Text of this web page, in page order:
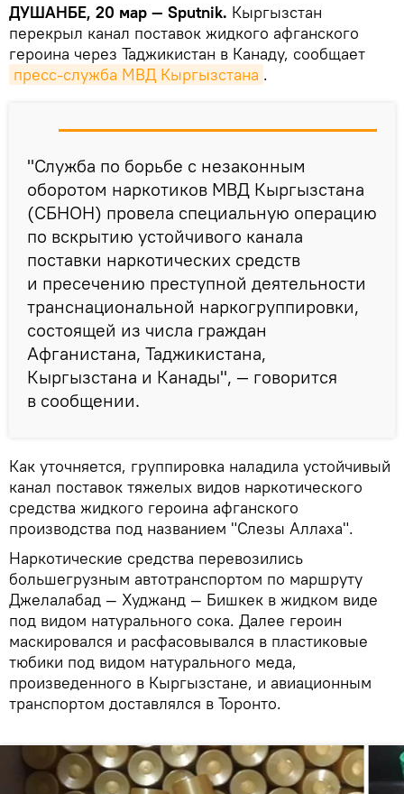
ДУШАНБЕ, 20 мар — Sputnik. Кыргызстан
перекрыл канал поставок жидкого афганского
героина через Таджикистан в Канаду, сообщает
пресс-служба МВД Кыргызстана .
"Служба по борьбе с незаконным
оборотом наркотиков МВД Кыргызстана
(СБНОН) провела специальную операцию
по вскрытию устойчивого канала
поставки наркотических средств
и пресечению преступной деятельности
транснациональной наркогруппировки,
состоящей из числа граждан
Афганистана, Таджикистана,
Кыргызстана и Канады", — говорится
в сообщении.
Как уточняется, группировка наладила устойчивый
канал поставок тяжелых видов наркотического
средства жидкого героина афганского
производства под названием "Слезы Аллаха".
Наркотические средства перевозились
большегрузным автотранспортом по маршруту
Джелалабад — Худжанд — Бишкек в жидком виде
под видом натурального сока. Далее героин
маскировался и расфасовывался в пластиковые
тюбики под видом натурального меда,
произведенного в Кыргызстане, и авиационным
транспортом доставлялся в Торонто.